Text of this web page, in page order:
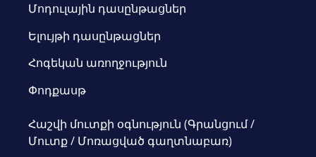
Մոդուլային դասընթացներ
Ելույթի դասընթացներ
Հոգեկան առողջություն
Փոդքասթ
Հաշվի մուտքի օգնություն (Գրանցում /
Մուտք / Մոռացված գաղտնաբառ)